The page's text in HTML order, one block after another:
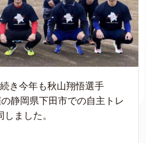
き今年も秋山翔悟選手
静岡県下田市での自主トレ
ました。